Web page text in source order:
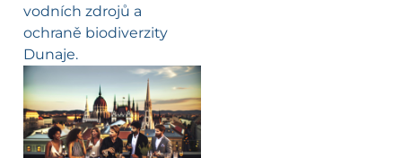
vodních zdrojů a
ochraně biodiverzity
Dunaje.